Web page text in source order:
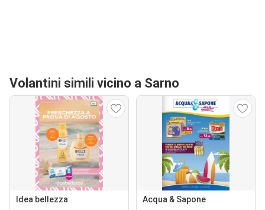
Volantini simili vicino a Sarno
Idea bellezza Acqua & Sapone